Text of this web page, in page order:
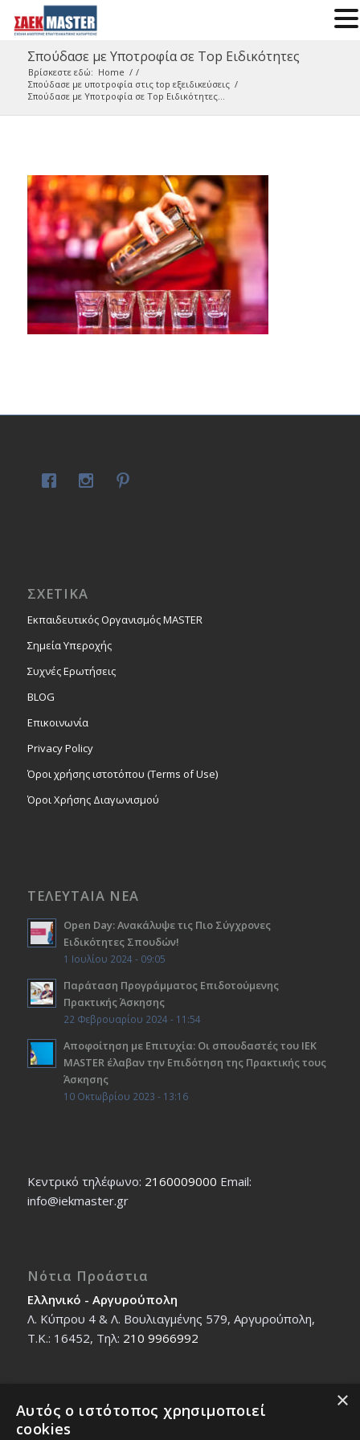
Σπούδασε με Υποτροφία σε Top Ειδικότητες
Βρίσκεστε εδώ: Home / /
Σπούδασε με υποτροφία στις top εξειδικεύσεις /
Σπούδασε με Υποτροφία σε Top Ειδικότητες...
ΣΧΕΤΙΚΑ
Εκπαιδευτικός Οργανισμός MASTER
Σημεία Υπεροχής
Συχνές Ερωτήσεις
BLOG
Επικοινωνία
Privacy Policy
Όροι χρήσης ιστοτόπου (Terms of Use)
Όροι Χρήσης Διαγωνισμού
ΤΕΛΕΥΤΑΙΑ ΝΕΑ
Open Day: Ανακάλυψε τις Πιο Σύγχρονες
Ειδικότητες Σπουδών!
1 Ιουλίου 2024 - 09:05
Παράταση Προγράμματος Επιδοτούμενης
Πρακτικής Άσκησης
22 Φεβρουαρίου 2024 - 11:54
Αποφοίτηση με Επιτυχία: Οι σπουδαστές του ΙΕΚ
ΜΑSTER έλαβαν την Επιδότηση της Πρακτικής τους
Άσκησης
10 Οκτωβρίου 2023 - 13:16
Κεντρικό τηλέφωνο: 2160009000 Εmail:
info@iekmaster.gr
Νότια Προάστια
Ελληνικό - Αργυρούπολη
Λ. Κύπρου 4 & Λ. Βουλιαγμένης 579, Αργυρούπολη,
T.K.: 16452, Τηλ: 210 9966992
Βόρεια Προάστια
×
Αυτός ο ιστότοπος χρησιμοποιεί
cookies